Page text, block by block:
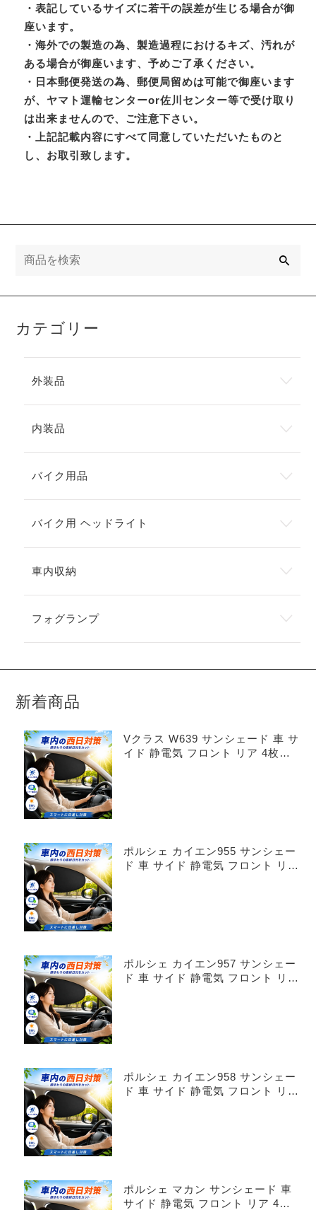
・表記しているサイズに若干の誤差が生じる場合が御
座います。
・海外での製造の為、製造過程におけるキズ、汚れが
ある場合が御座います、予めご了承ください。
・日本郵便発送の為、郵便局留めは可能で御座います
が、ヤマト運輸センターor佐川センター等で受け取り
は出来ませんので、ご注意下さい。
・上記記載内容にすべて同意していただいたものと
し、お取引致します。
カテゴリー
外装品
内装品
バイク用品
バイク用 ヘッドライト
車内収納
フォグランプ
新着商品
Vクラス W639 サンシェード 車 サ
イド 静電気 フロント リア 4枚セ
ポルシェ カイエン955 サンシェー
ド 車 サイド 静電気 フロント リア
ポルシェ カイエン957 サンシェー
ド 車 サイド 静電気 フロント リア
ポルシェ カイエン958 サンシェー
ド 車 サイド 静電気 フロント リア
ポルシェ マカン サンシェード 車
サイド 静電気 フロント リア 4枚